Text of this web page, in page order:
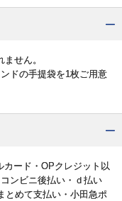
せん。
ドの手提袋を1枚ご用意
ード・OPクレジット以
ンビニ後払い・ｄ払い
とめて支払い・小田急ポ